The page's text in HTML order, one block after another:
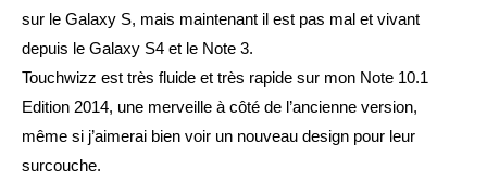
sur le Galaxy S, mais maintenant il est pas mal et vivant
depuis le Galaxy S4 et le Note 3.
Touchwizz est très fluide et très rapide sur mon Note 10.1
Edition 2014, une merveille à côté de l’ancienne version,
même si j’aimerai bien voir un nouveau design pour leur
surcouche.